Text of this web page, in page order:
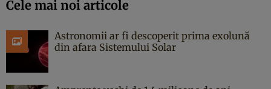
Cele mai noi articole
Astronomii ar fi descoperit prima exolună
din afara Sistemului Solar